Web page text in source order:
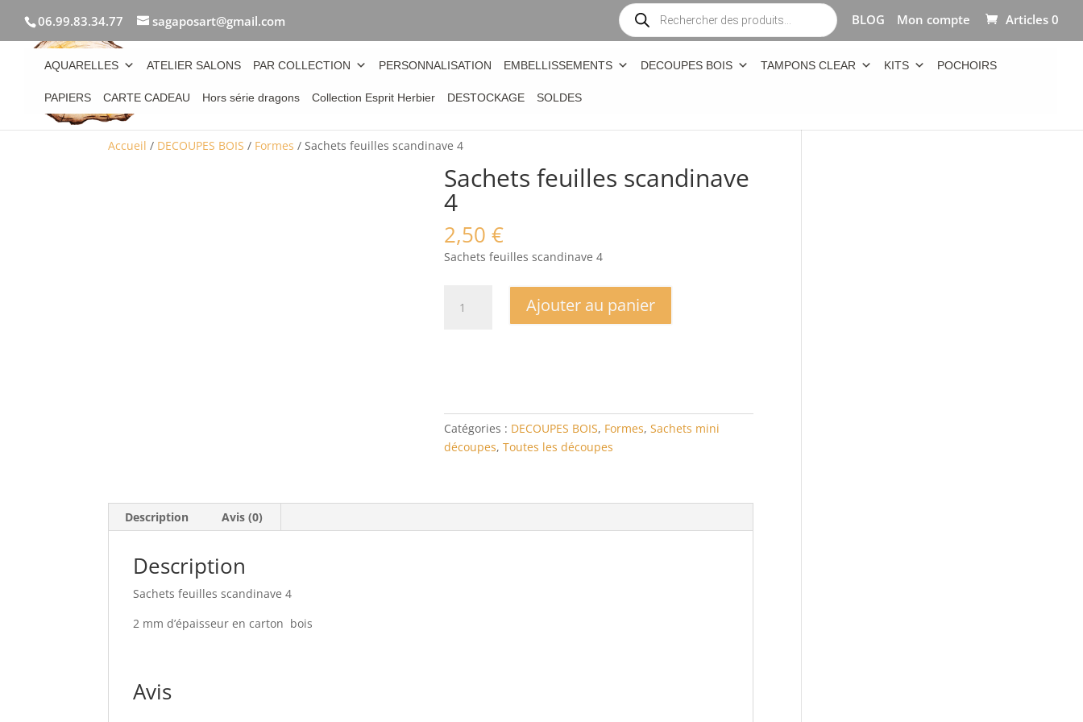
06.99.83.34.77 sagaposart@gmail.com
Recherche
de
produits
BLOG Mon compte Articles 0
AQUARELLES ATELIER SALONS PAR COLLECTION PERSONNALISATION EMBELLISSEMENTS DECOUPES BOIS TAMPONS CLEAR KITS POCHOIRS
PAPIERS CARTE CADEAU Hors série dragons Collection Esprit Herbier DESTOCKAGE SOLDES
Accueil / DECOUPES BOIS / Formes / Sachets feuilles scandinave 4
Sachets feuilles scandinave
4
2,50 €
Sachets feuilles scandinave 4
Ajouter au panier
Catégories : DECOUPES BOIS, Formes, Sachets mini
découpes, Toutes les découpes
Description Avis (0)
Description
Sachets feuilles scandinave 4
2 mm d’épaisseur en carton bois
Avis